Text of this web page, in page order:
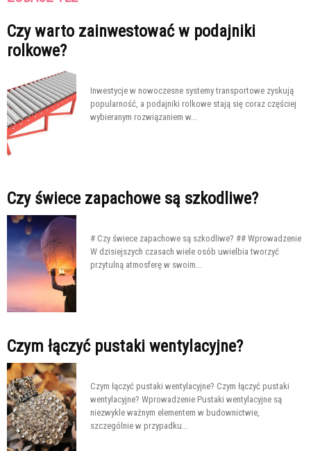
Czy warto zainwestować w podajniki
rolkowe?
Inwestycje w nowoczesne systemy transportowe zyskują
popularność, a podajniki rolkowe stają się coraz częściej
wybieranym rozwiązaniem w...
Czy świece zapachowe są szkodliwe?
# Czy świece zapachowe są szkodliwe? ## Wprowadzenie
W dzisiejszych czasach wiele osób uwielbia tworzyć
przytulną atmosferę w swoim...
Czym łączyć pustaki wentylacyjne?
Czym łączyć pustaki wentylacyjne? Czym łączyć pustaki
wentylacyjne? Wprowadzenie Pustaki wentylacyjne są
niezwykle ważnym elementem w budownictwie,
szczególnie w przypadku...